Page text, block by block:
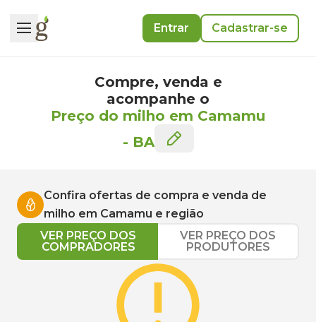
Entrar Cadastrar-se
Compre, venda e
acompanhe o
Preço do milho em Camamu
- BA
Confira ofertas de compra e venda de
milho em Camamu e região
VER PREÇO DOS
COMPRADORES
VER PREÇO DOS
PRODUTORES